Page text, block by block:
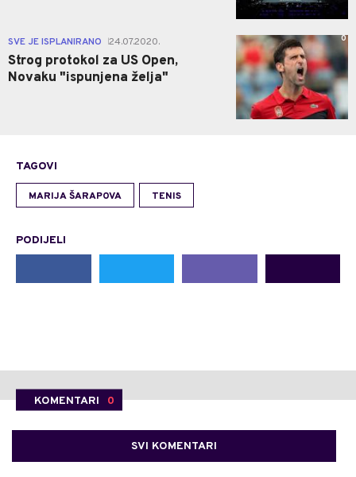
SVE JE ISPLANIRANO 24.07.2020.
Strog protokol za US Open,
Novaku "ispunjena želja"
0
TAGOVI
MARIJA ŠARAPOVA TENIS
PODIJELI
KOMENTARI 0
SVI KOMENTARI